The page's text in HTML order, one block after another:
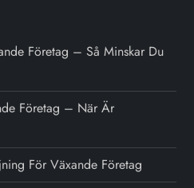
Företag – Så Minskar Du
Företag – När Är
För Växande Företag